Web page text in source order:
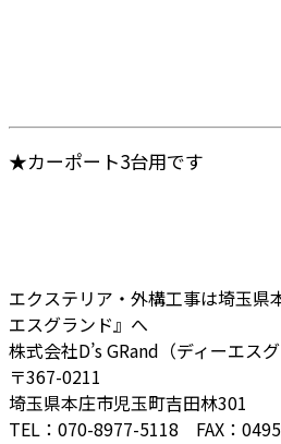
★カーポート3台用です
エクステリア・外構工事は埼玉県
エスグランド』へ
株式会社D’s GRand（ディーエスグ
〒367-0211
埼玉県本庄市児玉町吉田林301
TEL：070-8977-5118 FAX：